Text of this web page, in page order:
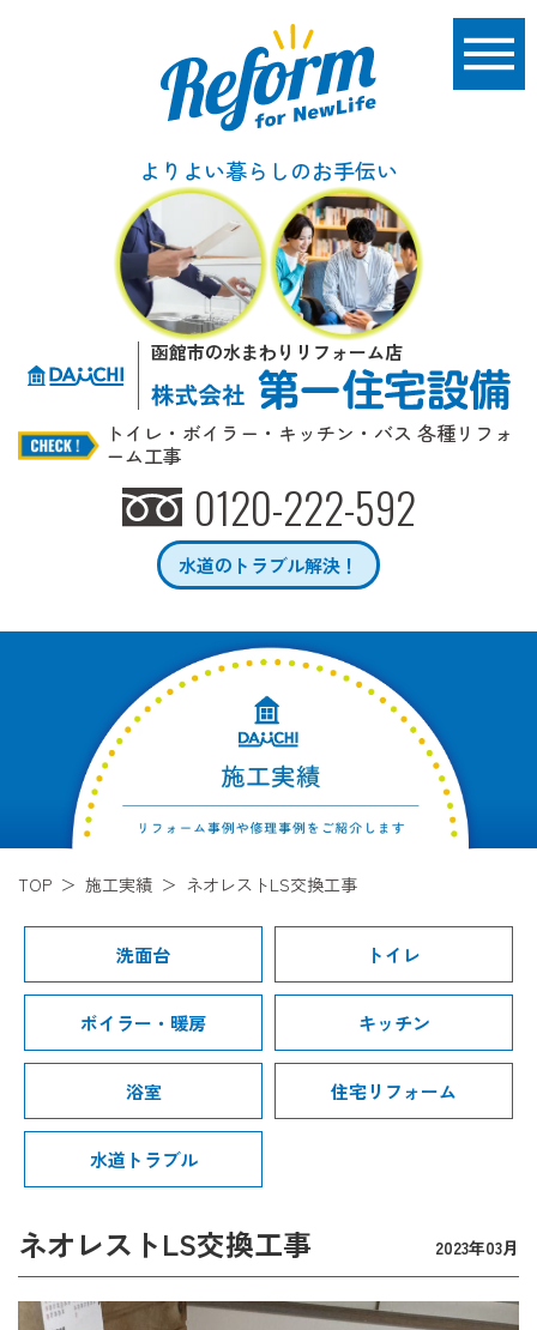
よりよい暮らしのお手伝い
函館市の水まわりリフォーム店
トイレ・ボイラー・キッチン・バス 各種リフォ
ーム工事
0120-222-592
水道のトラブル解決！
TOP 施工実績 ネオレストLS交換工事
洗面台 トイレ
ボイラー・暖房 キッチン
浴室 住宅リフォーム
水道トラブル
ネオレストLS交換工事 2023年03月